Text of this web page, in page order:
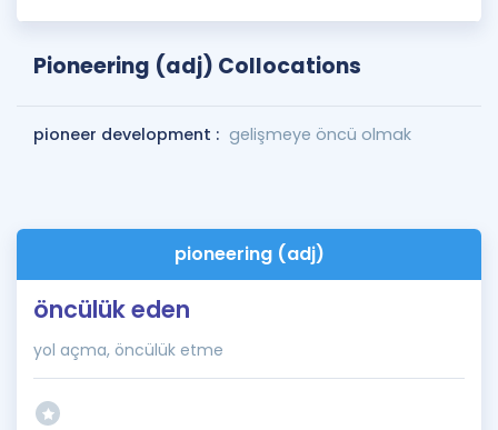
Pioneering (adj) Collocations
pioneer development : gelişmeye öncü olmak
pioneering (adj)
öncülük eden
yol açma, öncülük etme